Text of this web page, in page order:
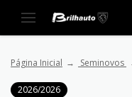
Página Inicial Seminovos
2026/2026